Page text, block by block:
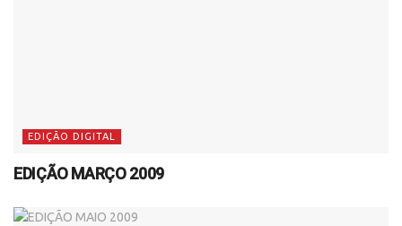
EDIÇÃO DIGITAL
EDIÇÃO MARÇO 2009